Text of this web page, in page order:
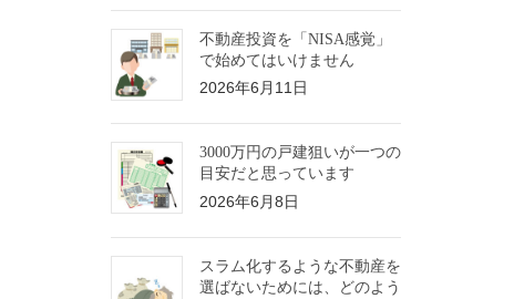
不動産投資を「NISA感覚」
で始めてはいけません
2026年6月11日
3000万円の戸建狙いが一つの
目安だと思っています
2026年6月8日
スラム化するような不動産を
選ばないためには、どのよう